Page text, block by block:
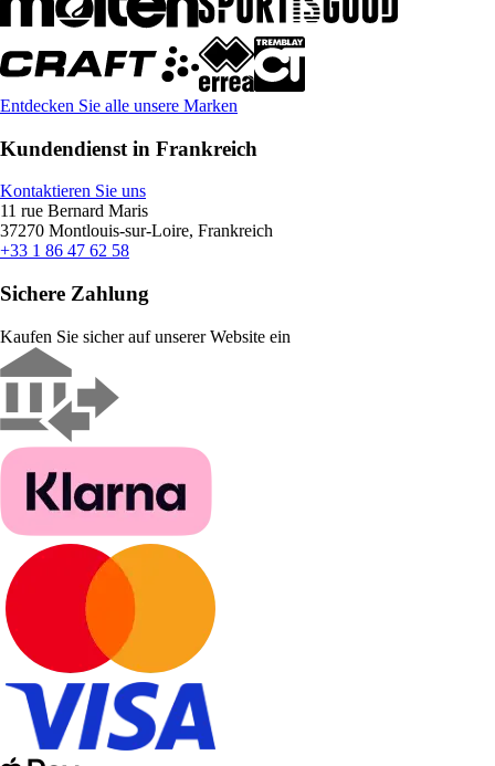
Entdecken Sie alle unsere Marken
Kundendienst in Frankreich
Kontaktieren Sie uns
11 rue Bernard Maris
37270 Montlouis-sur-Loire, Frankreich
+33 1 86 47 62 58
Sichere Zahlung
Kaufen Sie sicher auf unserer Website ein